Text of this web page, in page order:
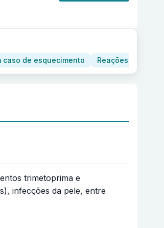
caso de esquecimento Reações adversas
trimetoprima e
infecções da pele, entre